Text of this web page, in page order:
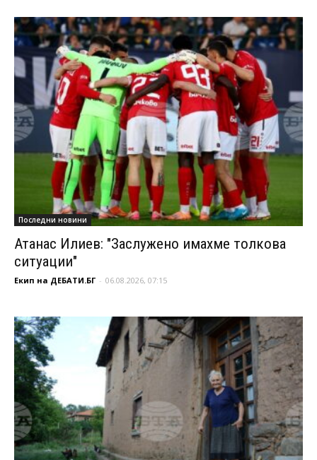
Последни новини
Атанас Илиев: "Заслужено имахме толкова
ситуации"
Екип на ДЕБАТИ.БГ - 06.08.2026, 07:15